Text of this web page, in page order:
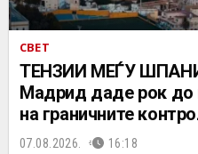
СВЕТ
ТЕНЗИИ МЕЃУ
Мадрид даде рок до
на граничните
07.08.2026. 16:18